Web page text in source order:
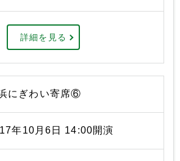
詳細を見る
にぎわい寄席⑥
年10月6日 14:00開演